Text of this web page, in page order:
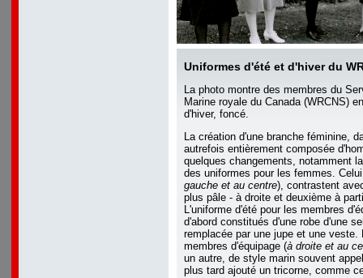
Uniformes d'été et d'hiver du
La photo montre des membres du
Marine royale du Canada (WRCNS)
d'hiver, foncé.
La création d'une branche féminine,
autrefois entièrement composée
quelques changements, notamment
des uniformes pour les femmes.
gauche et au centre), contrastent
plus pâle - à droite et deuxième à
L'uniforme d'été pour les membres
d'abord constitués d'une robe d'une
remplacée par une jupe et une veste.
membres d'équipage (à droite et au
un autre, de style marin souvent
plus tard ajouté un tricorne, comme